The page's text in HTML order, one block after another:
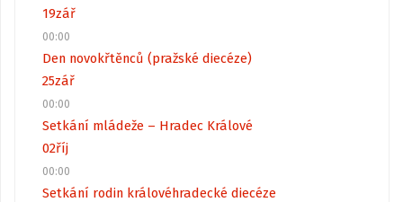
19zář
00:00
Den novokřtěnců (pražské diecéze)
25zář
00:00
Setkání mládeže – Hradec Králové
02říj
00:00
Setkání rodin královéhradecké diecéze